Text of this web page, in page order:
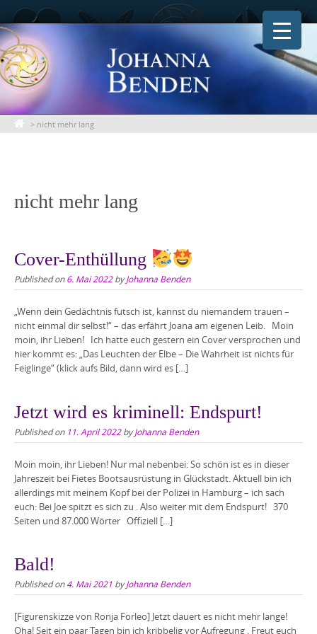
Skip
to
content
> nicht mehr lang
nicht mehr lang
Cover-Enthüllung
Published on6. Mai 2022byJohanna Benden
„Wenn dein Gedächtnis futsch ist, kannst du niemandem trauen –
nicht einmal dir selbst!“ – das erfährt Joana am eigenen Leib. Moin
moin, ihr Lieben! Ich hatte euch gestern ein Cover versprochen und
hier kommt es: „Das Leuchten der Elbe – Die Wahrheit ist nichts für
Feiglinge“ (klick aufs Bild, dann wird es […]
Jetzt wird es kriminell: Endspurt!
Published on 11. April 2022byJohanna Benden
Moin moin, ihr Lieben! Nur mal nebenbei: So schön ist es in dieser
Jahreszeit bei Fietes Bootsausrüstung in Glückstadt. Aktuell bin ich
allerdings mit meinem Kopf bei der Polizei in Hamburg – ich sach
euch: Bei Joe spitzt es sich zu . Also weiter mit dem Endspurt! 370
Seiten und 87.000 Wörter Offiziell […]
Bald!
Published on4. Mai 2021 byJohanna Benden
[Figurenskizze von Ronja Forleo] Jetzt dauert es nicht mehr lange!
Oha! Seit ein paar Tagen bin ich kribbelig vor Aufregung . Freut euch